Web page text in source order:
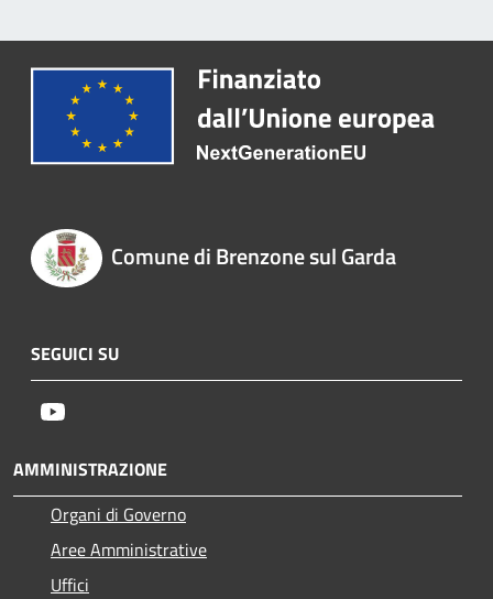
Comune di Brenzone sul Garda
SEGUICI SU
AMMINISTRAZIONE
Organi di Governo
Aree Amministrative
Uffici